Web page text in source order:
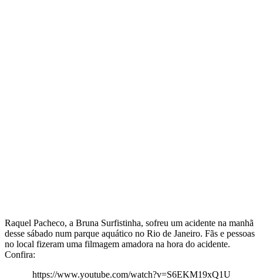
Raquel Pacheco, a Bruna Surfistinha, sofreu um acidente na manhã
desse sábado num parque aquático no Rio de Janeiro. Fãs e pessoas
no local fizeram uma filmagem amadora na hora do acidente.
Confira:
https://www.youtube.com/watch?v=S6EKM19xQ1U